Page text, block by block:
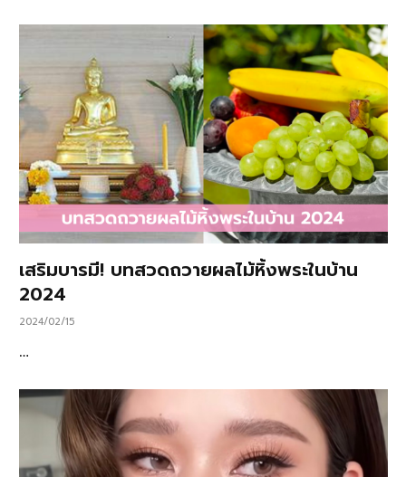
เสริมบารมี! บทสวดถวายผลไม้หิ้งพระในบ้าน
2024
2024/02/15
…